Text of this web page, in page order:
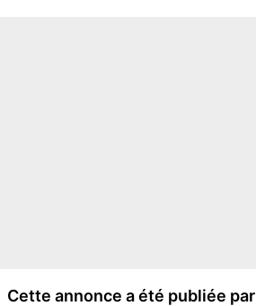
Cette annonce a été publiée par